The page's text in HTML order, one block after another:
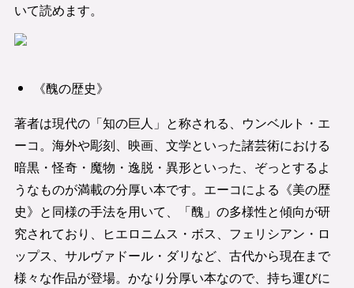
いて読めます。
《醜の歴史》
著者は現代の「知の巨人」と称される、ウンベルト・エ
ーコ。海外や彫刻、映画、文学といった諸芸術における
暗黒・怪奇・魔物・逸脱・異形といった、ぞっとするよ
うなものが満載の分厚い本です。エーコによる《美の歴
史》と同様の手法を用いて、「醜」の多様性と傾向が研
究されており、ヒエロニムス・ボス、フェリシアン・ロ
ップス、サルヴァドール・ダリなど、古代から現在まで
様々な作品が登場。かなり分厚い本なので、持ち運びに